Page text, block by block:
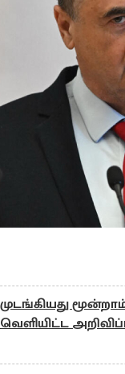
முடங்கியது
வெளியிட்ட